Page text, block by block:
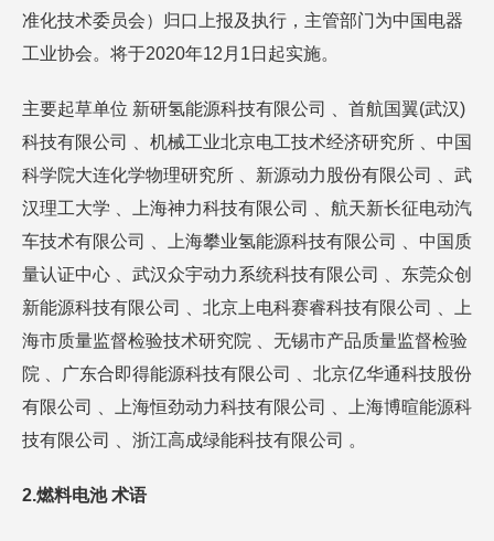
准化技术委员会）归口上报及执行，主管部门为中国电器
工业协会。将于2020年12月1日起实施。
主要起草单位 新研氢能源科技有限公司 、首航国翼(武汉)
科技有限公司 、机械工业北京电工技术经济研究所 、中国
科学院大连化学物理研究所 、新源动力股份有限公司 、武
汉理工大学 、上海神力科技有限公司 、航天新长征电动汽
车技术有限公司 、上海攀业氢能源科技有限公司 、中国质
量认证中心 、武汉众宇动力系统科技有限公司 、东莞众创
新能源科技有限公司 、北京上电科赛睿科技有限公司 、上
海市质量监督检验技术研究院 、无锡市产品质量监督检验
院 、广东合即得能源科技有限公司 、北京亿华通科技股份
有限公司 、上海恒劲动力科技有限公司 、上海博暄能源科
技有限公司 、浙江高成绿能科技有限公司 。
2.燃料电池 术语